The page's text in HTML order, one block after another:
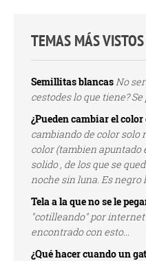
TEMAS MÁS
Semillitas blancasNo
cestodes lo que tiene?
¿Pueden cambiar el color
cambiando de color solo
color (tambien apuntado
solido , de los que se
noche sin luna. Es negro
Tela a la que no se le
"cotilleando" por
encontrado con esto...
¿Qué hacer cuando un